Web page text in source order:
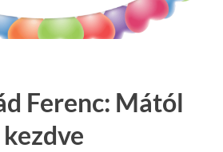
Ferenc: Mától
kezdve